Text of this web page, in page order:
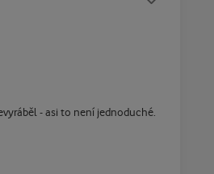
- asi to není jednoduché.